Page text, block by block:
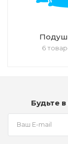
6
Будьте